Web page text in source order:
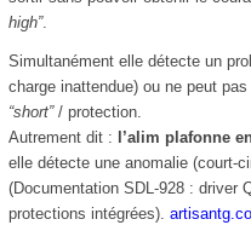
high”.
Simultanément elle détecte un
charge inattendue) ou ne peut
“short”/ protection.
Autrement dit :
l’alim plafonne
elle détecte une anomalie (court-
(Documentation SDL-928 : driver
protections intégrées).